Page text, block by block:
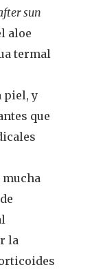
sun
aloe
termal
piel, y
que
mucha
la